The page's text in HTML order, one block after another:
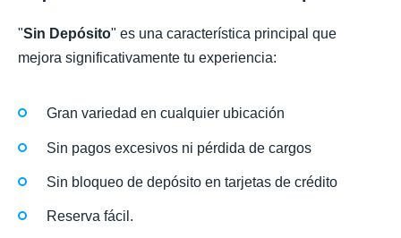
"Sin Depósito" es una característica principal que
mejora significativamente tu experiencia:
Gran variedad en cualquier ubicación
Sin pagos excesivos ni pérdida de cargos
Sin bloqueo de depósito en tarjetas de crédito
Reserva fácil.